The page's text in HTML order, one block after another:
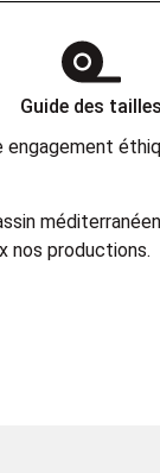
Guide des tailles
nos productions.